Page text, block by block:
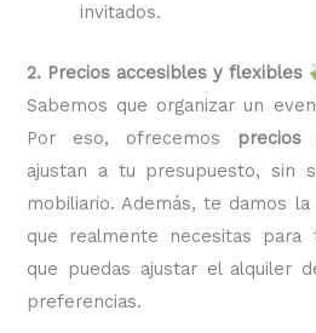
invitados.
2. Precios accesibles y flexibles
Sabemos que organizar un
Por eso, ofrecemos
precios
ajustan a tu presupuesto, sin
mobiliario. Además, te damos
que realmente necesitas
que puedas ajustar el alquiler
preferencias.